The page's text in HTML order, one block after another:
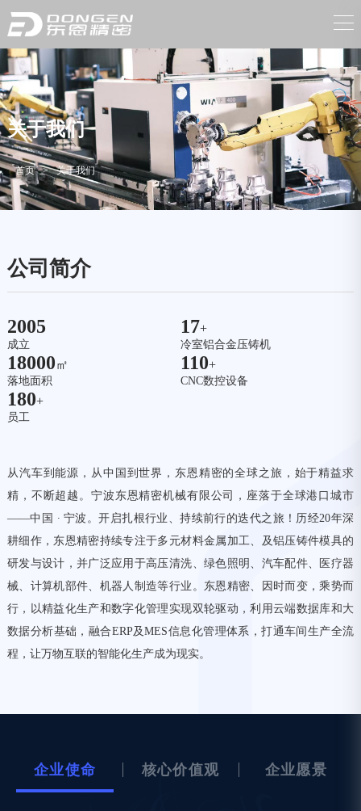
关于我们
首页 > 关于我们
公司简介
2005
成立
17+
冷室铝合金压铸机
18000㎡
落地面积
110+
CNC数控设备
180+
员工
从汽车到能源，从中国到世界，东恩精密的全球之旅，始于精益求
精，不断超越。宁波东恩精密机械有限公司，座落于全球港口城市
——中国 ∙ 宁波。开启扎根行业、持续前行的迭代之旅！历经20年深
耕细作，东恩精密持续专注于多元材料金属加工、及铝压铸件模具的
研发与设计，并广泛应用于高压清洗、绿色照明、汽车配件、医疗器
械、计算机部件、机器人制造等行业。东恩精密、因时而变，乘势而
行，以精益化生产和数字化管理实现双轮驱动，利用云端数据库和大
数据分析基础，融合ERP及MES信息化管理体系，打通车间生产全流
程，让万物互联的智能化生产成为现实。
企业使命 核心价值观 企业愿景